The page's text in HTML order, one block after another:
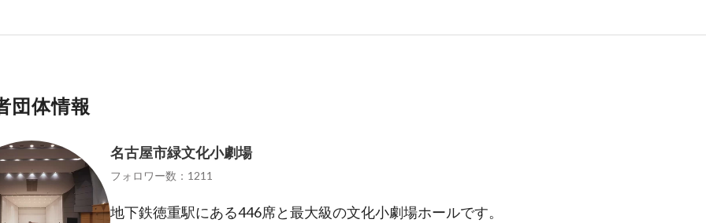
団体情報
名古屋市緑文化小劇場
フォロワー数：1211
地下鉄徳重駅にある446席と最大級の文化小劇場ホールです。